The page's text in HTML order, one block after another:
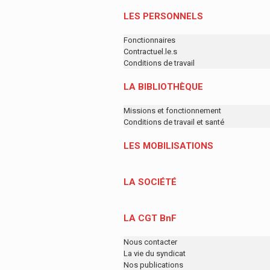
LES PERSONNELS
Fonctionnaires
Contractuel.le.s
Conditions de travail
LA BIBLIOTHÈQUE
Missions et fonctionnement
Conditions de travail et santé
LES MOBILISATIONS
LA SOCIÉTÉ
LA CGT BnF
Nous contacter
La vie du syndicat
Nos publications